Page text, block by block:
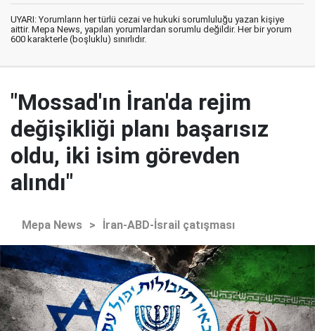
UYARI: Yorumların her türlü cezai ve hukuki sorumluluğu yazan kişiye
aittir. Mepa News, yapılan yorumlardan sorumlu değildir. Her bir yorum
600 karakterle (boşluklu) sınırlıdır.
"Mossad'ın İran'da rejim
değişikliği planı başarısız
oldu, iki isim görevden
alındı"
Mepa News > İran-ABD-İsrail çatışması